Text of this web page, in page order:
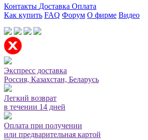
Контакты Доставка Оплата
Как купить FAQ Форум О фирме Видео
Экспресс доставка
Россия, Казахстан, Беларусь
Легкий возврат
в течении 14 дней
Оплата при получении
или предварительная картой